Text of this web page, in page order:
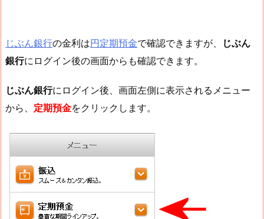
じぶん銀行の金利は円定期預金で確認できますが、
じぶん
銀行にログイン後の画面からも確認できます。
じぶん銀行にログイン後、画面左側に表示されるメニュー
から、 定期預金をクリックします。